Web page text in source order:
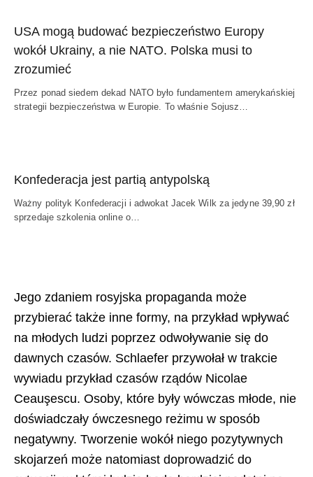
USA mogą budować bezpieczeństwo Europy
wokół Ukrainy, a nie NATO. Polska musi to
zrozumieć
Przez ponad siedem dekad NATO było fundamentem amerykańskiej
strategii bezpieczeństwa w Europie. To właśnie Sojusz…
Konfederacja jest partią antypolską
Ważny polityk Konfederacji i adwokat Jacek Wilk za jedyne 39,90 zł
sprzedaje szkolenia online o…
Jego zdaniem rosyjska propaganda może
przybierać także inne formy, na przykład wpływać
na młodych ludzi poprzez odwoływanie się do
dawnych czasów. Schlaefer przywołał w trakcie
wywiadu przykład czasów rządów Nicolae
Ceauşescu. Osoby, które były wówczas młode, nie
doświadczały ówczesnego reżimu w sposób
negatywny. Tworzenie wokół niego pozytywnych
skojarzeń może natomiast doprowadzić do